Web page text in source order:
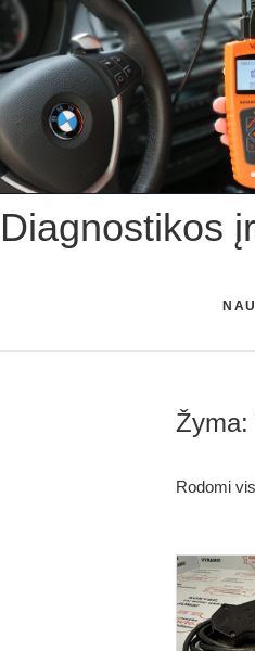
Skip
to
content
Diagnostikos
Žyma:
Rodomi